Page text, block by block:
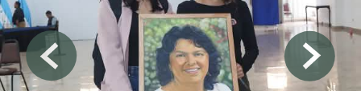
Peticiones
Proyectos
Tu donación ayuda
Donación general